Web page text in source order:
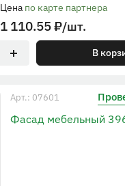
Цена по карте партнера
1 110.55₽/шт.
В
Арт.: 07601
Фасад мебельный